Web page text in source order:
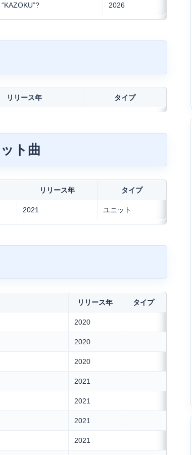
2026
リリース年 タイプ
ト曲
リリース年 タイプ
2021 ユニット
リリース年 タイプ
2020
2020
2020
2021
2021
2021
2021